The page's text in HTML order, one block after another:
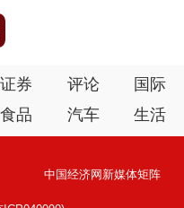
证券 评论
国际
食品 汽车 生活
中国经济网新媒体矩阵